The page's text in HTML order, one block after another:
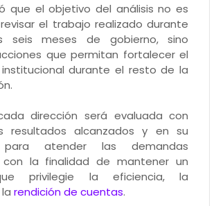
que el objetivo del análisis no es
el trabajo realizado durante
seis meses de gobierno, sino
que permitan fortalecer el
durante el resto de la
dirección será evaluada con
resultados alcanzados y en su
para atender las demandas
con la finalidad de mantener un
privilegie la eficiencia, la
rendición de cuentas.